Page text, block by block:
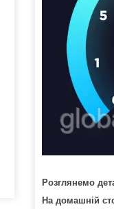
Розглянемо
На домашній